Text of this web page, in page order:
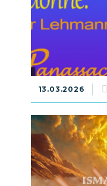
13.03.2026